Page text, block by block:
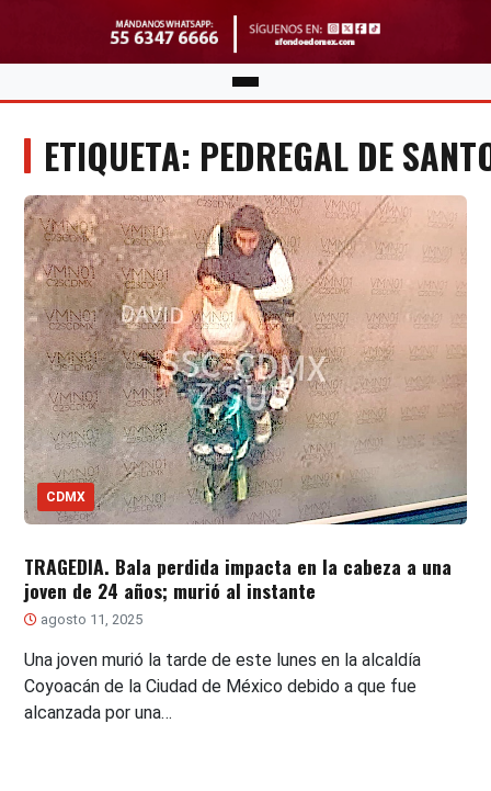
ETIQUETA: PEDREGAL DE
CDMX
TRAGEDIA. Bala perdida impacta en la cabeza a una
joven de 24 años; murió al instante
agosto 11, 2025
Una joven murió la tarde de este lunes en la alcaldía
Coyoacán de la Ciudad de México debido a que fue
alcanzada por una…